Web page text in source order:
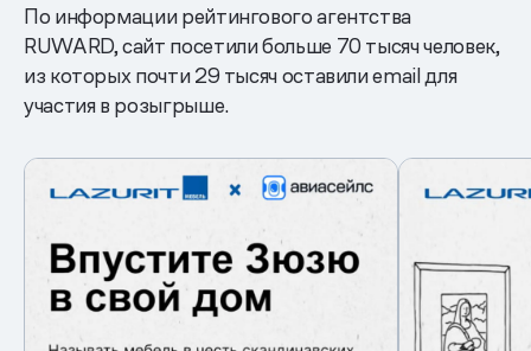
По информации рейтингового агентства
RUWARD, сайт посетили больше 70 тысяч человек,
из которых почти 29 тысяч оставили email для
участия в розыгрыше.